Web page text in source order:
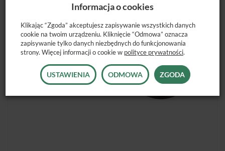
Informacja o cookies
Klikając “Zgoda” akceptujesz zapisywanie wszystkich danych
cookie na twoim urządzeniu. Kliknięcie “Odmowa” oznacza
zapisywanie tylko danych niezbędnych do funkcjonowania
strony. Więcej informacji o cookie w polityce prywatności.
USTAWIENIA ODMOWA ZGODA